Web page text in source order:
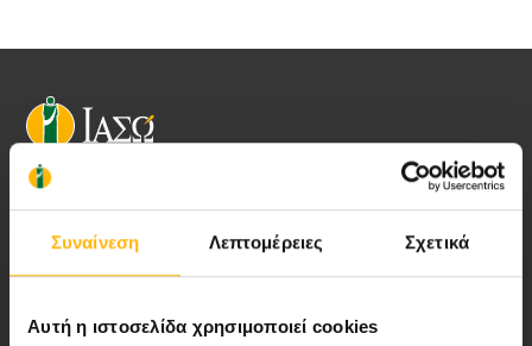
Συναίνεση Λεπτομέρειες Σχετικά
Αυτή η ιστοσελίδα χρησιμοποιεί cookies
ποιότητας ολοκληρωμένες υπηρεσίες